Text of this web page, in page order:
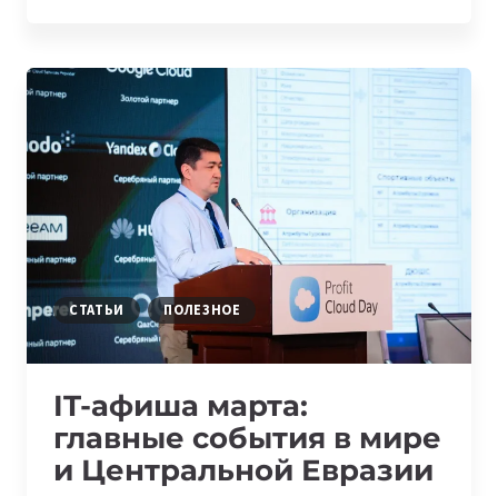
15
МАРТА:
ПОЛУФИНАЛ
DIGITAL
QAZAQSTAN
BATTLE,
EDTECH
&
STEM
FORUM
И
ДРУГИЕ
СТАТЬИ ПОЛЕЗНОЕ
IT-афиша марта:
главные события в мире
и Центральной Евразии